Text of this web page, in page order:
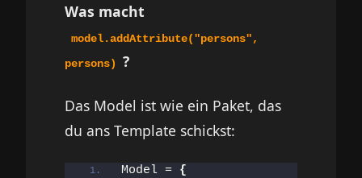
Was macht
model.addAttribute("persons",
persons)
?
Das Model ist wie ein Paket, das
du ans Template schickst:
Model = {